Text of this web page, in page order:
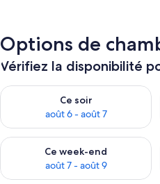
Options de
Vérifiez la disponibilité
Ce soir
août 6 - août 7
Vérifier la disponibilité pour ce
Ce week-end
août 7 - août 9
Vérifier la disponibilité pour ce